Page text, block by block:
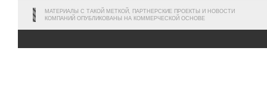
МАТЕРИАЛЫ С ТАКОЙ МЕТКОЙ, ПАРТНЕРСКИЕ ПРОЕКТЫ И НОВОСТИ
КОМПАНИЙ ОПУБЛИКОВАНЫ НА КОММЕРЧЕСКОЙ ОСНОВЕ